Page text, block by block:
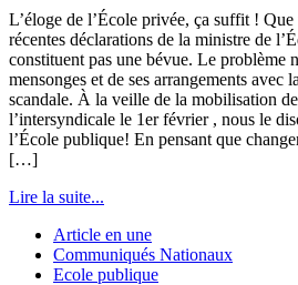
L’éloge de l’École privée, ça suffit !
récentes déclarations de la ministre de
constituent pas une bévue. Le problème
mensonges et de ses arrangements avec
scandale. À la veille de la mobilisation
l’intersyndicale le 1er février , nous le
l’École publique! En pensant que
[…]
Lire la suite...
Article en une
Communiqués Nationaux
Ecole publique